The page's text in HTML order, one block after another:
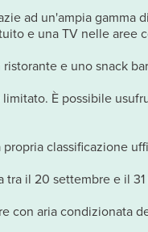
ad un'ampia gamma
e una TV nelle aree
e uno snack
È possibile
classificazione
tra il 20 settembre e il
con aria condizionata